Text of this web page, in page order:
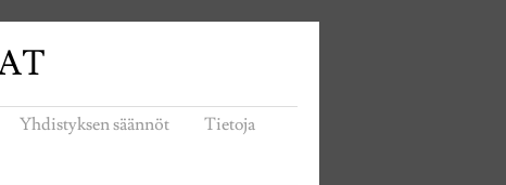
Yhdistyksen säännöt
Tietoja